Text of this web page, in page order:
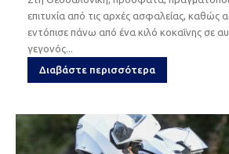
επιτυχία από τις αρχές ασφαλείας, καθώς
εντόπισε πάνω από ένα κιλό κοκαΐνης σε
γεγονός...
Διαβάστε περισσότερα